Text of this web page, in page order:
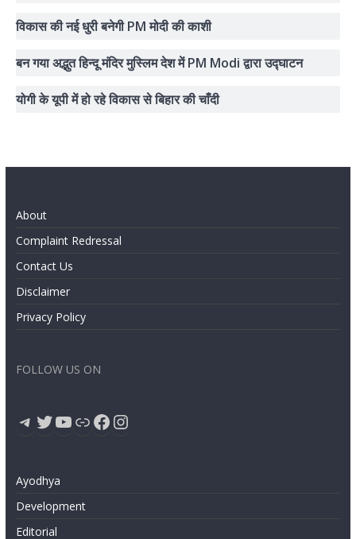
विकास की नई धुरी बनेगी PM मोदी की काशी
बन गया अद्भुत हिन्दू मंदिर मुस्लिम देश में PM Modi द्वारा उद्घाटन
योगी के यूपी में हो रहे विकास से बिहार की चाँदी
About
Complaint Redressal
Contact Us
Disclaimer
Privacy Policy
FOLLOW US ON
Telegram
Twitter
YouTube
LinkFacebook
Instagram
Ayodhya
Development
Editorial